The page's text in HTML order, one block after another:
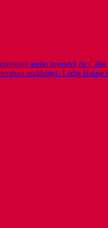
audio imersivă de Călin
rezidenţei- Ledig House